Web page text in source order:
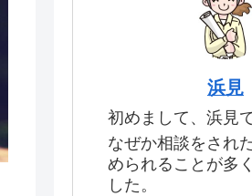
浜見
初めまして、浜見で
なぜか相談をされ
められることが多
した。